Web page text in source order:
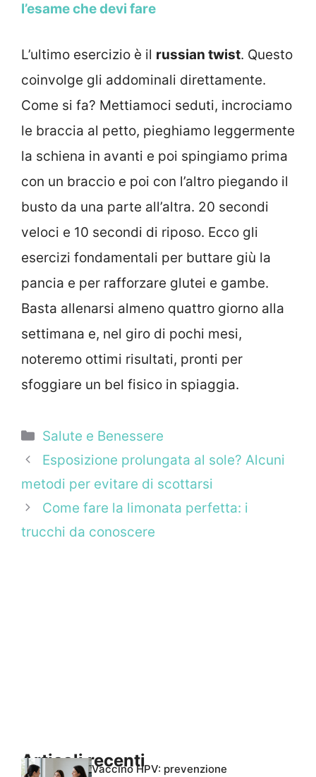
l’esame che devi fare
L’ultimo esercizio è il russian twist. Questo
coinvolge gli addominali direttamente.
Come si fa? Mettiamoci seduti, incrociamo
le braccia al petto, pieghiamo leggermente
la schiena in avanti e poi spingiamo prima
con un braccio e poi con l’altro piegando il
busto da una parte all’altra. 20 secondi
veloci e 10 secondi di riposo. Ecco gli
esercizi fondamentali per buttare giù la
pancia e per rafforzare glutei e gambe.
Basta allenarsi almeno quattro giorno alla
settimana e, nel giro di pochi mesi,
noteremo ottimi risultati, pronti per
sfoggiare un bel fisico in spiaggia.
Categorie
Salute e Benessere
Esposizione prolungata al sole? Alcuni
metodi per evitare di scottarsi
Come fare la limonata perfetta: i
trucchi da conoscere
Articoli recentiVaccino HPV: prevenzione